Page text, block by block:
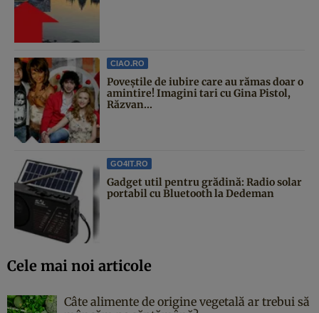
CIAO.RO
Poveştile de iubire care au rămas doar o
amintire! Imagini tari cu Gina Pistol,
Răzvan...
GO4IT.RO
Gadget util pentru grădină: Radio solar
portabil cu Bluetooth la Dedeman
Cele mai noi articole
Câte alimente de origine vegetală ar trebui să